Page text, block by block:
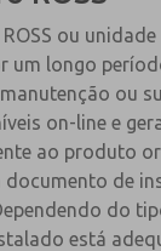
ou
um longo
ou
on-line e
ao produto
de
do
está